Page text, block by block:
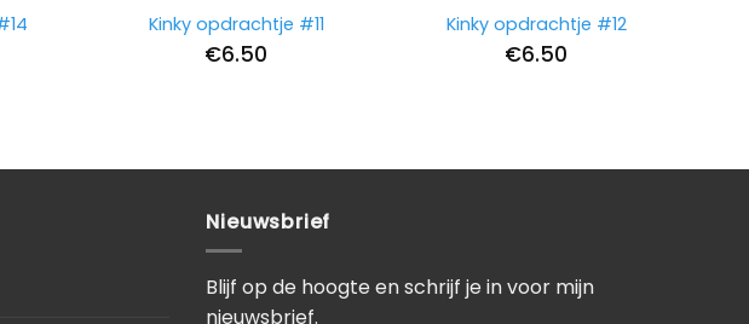
Kinky opdrachtje #11
€6.50
Kinky opdrachtje #12
€6.50
Nieuwsbrief
Blijf op de hoogte en schrijf je in voor mijn
nieuwsbrief.